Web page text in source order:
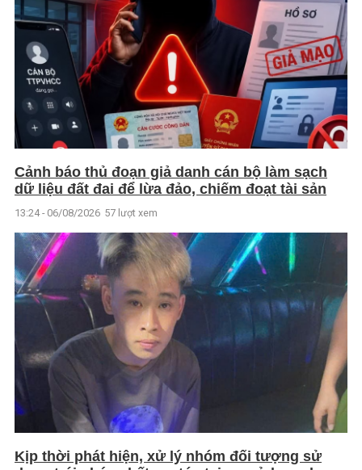
Cảnh báo thủ đoạn giả danh cán bộ làm sạch
dữ liệu đất đai để lừa đảo, chiếm đoạt tài sản
13:24 - 06/08/2026 57 lượt xem
Kịp thời phát hiện, xử lý nhóm đối tượng sử